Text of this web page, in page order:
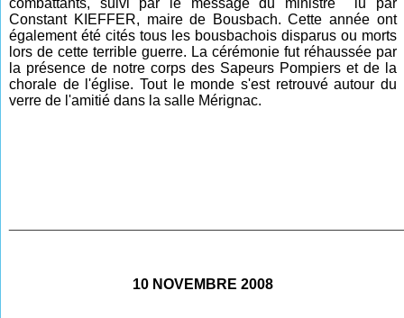
combattants, suivi par le message du ministre lu par
Constant KIEFFER, maire de Bousbach. Cette année ont
également été cités tous les bousbachois disparus ou morts
lors de cette terrible guerre. La cérémonie fut réhaussée par
la présence de notre corps des Sapeurs Pompiers et de la
chorale de l'église. Tout le monde s'est retrouvé autour du
verre de l'amitié dans la salle Mérignac.
10 NOVEMBRE 2008